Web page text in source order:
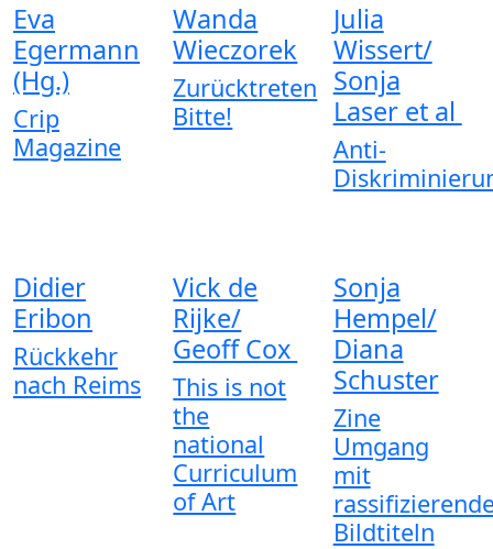
Eva
Egermann
(Hg.)
Crip
Magazine
Wanda
Wieczorek
Zurücktreten
Bitte!
Julia
Wissert/
Sonja
Laser et al
Anti-
Didier
Eribon
Rückkehr
nach Reims
Vick de
Rijke/
Geoff Cox
This is not
the
national
Curriculum
of Art
Sonja
Hempel/
Diana
Schuster
Zine
Umgang
mit
Bildtiteln